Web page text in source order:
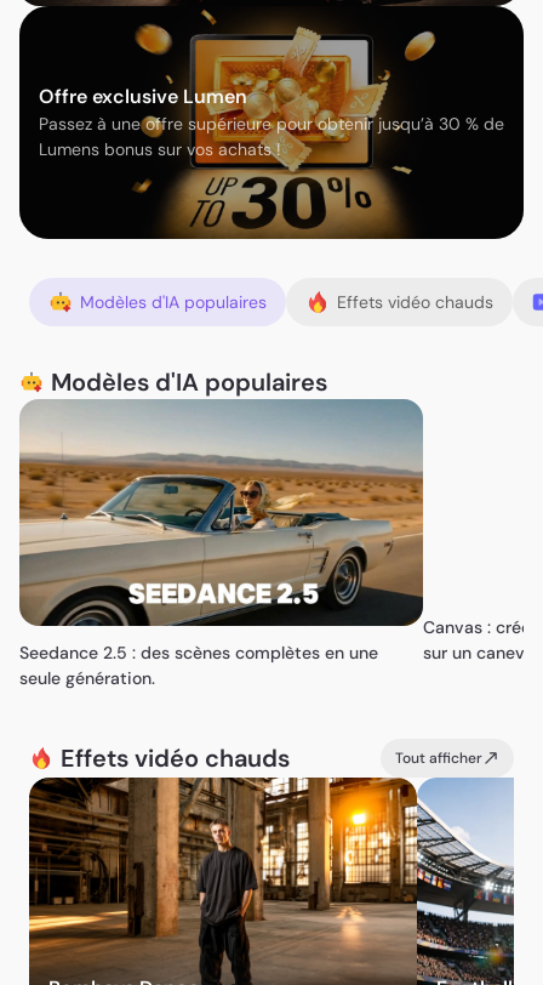
Offre exclusive Lumen
Passez à une offre supérieure pour obtenir jusqu’à 30 % de
Lumens bonus sur vos achats !
Modèles d'IA populaires Effets vidéo chauds
Modèles d'IA populaires
Seedance 2.5 : des scènes complètes en une
seule génération.
Canvas :
sur un
Effets vidéo chauds Tout afficher
Essayer les effets